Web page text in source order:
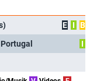
E I
B
I